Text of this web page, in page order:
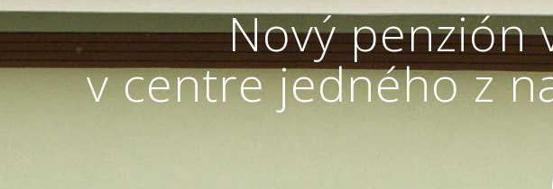
Nový penzión
v centre jedného z